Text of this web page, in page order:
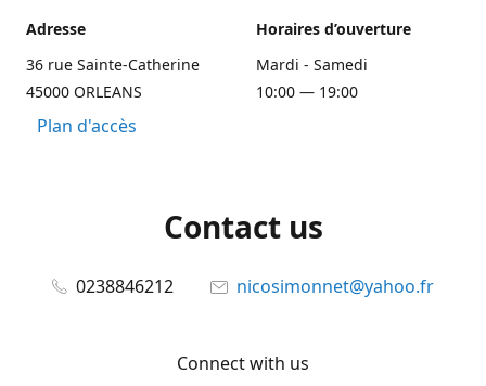
Adresse
36 rue Sainte-Catherine
45000 ORLEANS
Plan d'accès
Horaires d’ouverture
Mardi - Samedi
10:00 — 19:00
Contact us
0238846212 nicosimonnet@yahoo.fr
Connect with us